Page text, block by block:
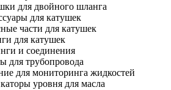
для двойного шланга
для катушек
части для катушек
для катушек
и соединения
для трубопровода
для мониторинга жидкостей
уровня для масла